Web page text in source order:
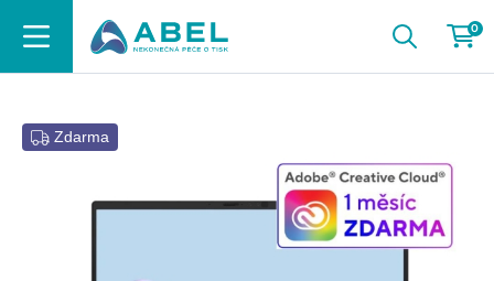
0
Zdarma